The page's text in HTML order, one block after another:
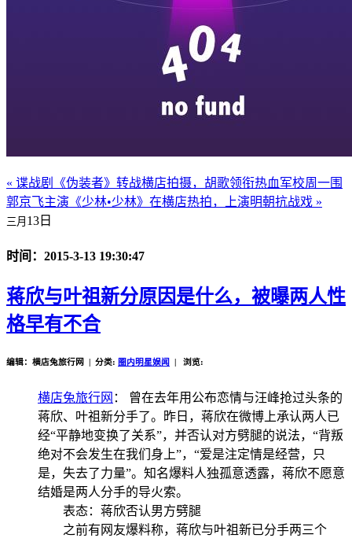
« 谍战剧《伪装者》转战横店拍摄，胡歌领衔热血军校周一围
郭京飞主演《少林•少林》在横店热拍，上演明朝抗战戏 »
三月 13日
时间：2015-3-13 19:30:47
蒋欣与叶祖新分原因是什么，被曝两人性
格早有不合
编辑：横店兔旅行网 | 分类: 圈内明星娱闻 | 浏览:
横店兔旅行网 ： 曾在去年用公布恋情与汪峰抢过头条的
蒋欣、叶祖新分手了。昨日，蒋欣在微博上承认两人已
经“平静地变换了关系”，并否认对方劈腿的说法，“背叛
绝对不会发生在我们身上”，“爱是注定情是经营，只
是，失去了力量”。知名爆料人独孤意透露，蒋欣不愿意
结婚是两人分手的导火索。
表态：蒋欣否认男方劈腿
之前有网友爆料称，蒋欣与叶祖新已分手两三个